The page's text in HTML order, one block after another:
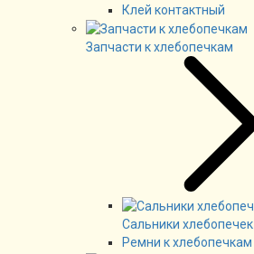
Клей контактный
Запчасти к хлебопечкам
Сальники хлебопечек
Ремни к хлебопечкам